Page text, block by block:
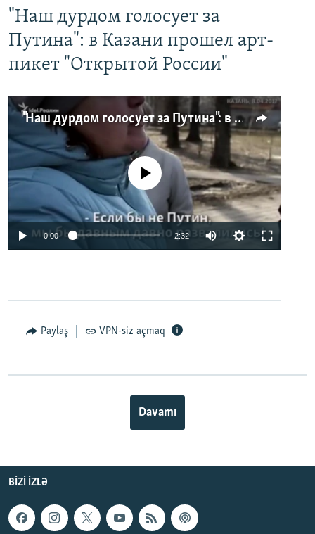
"Наш дурдом голосует за
Путина": в Казани прошел арт-
пикет "Открытой России"
"Наш дурдом голосует за Путина": в Казани прошел арт-пикет "Открытой России"
No media source currently available
0:00 2:32
Paylaş VPN-siz açmaq
Davamı
BIZI IZLƏ